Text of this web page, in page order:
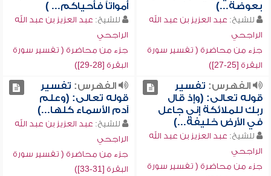
بعوضة...)
للشيخ: عبد العزيز بن عبد الله
الراجحي
جزء من محاضرة ( تفسير سورة
البقرة [25-27])
أمواتاً فأحياكم... )
للشيخ: عبد العزيز بن عبد الله
الراجحي
جزء من محاضرة ( تفسير سورة
البقرة [28-29])
الفهرس: تفسير
قوله تعالى: (وإذ قال
ربك للملائكة إني جاعل
في الأرض خليفة...)
للشيخ: عبد العزيز بن عبد الله
الراجحي
جزء من محاضرة ( تفسير سورة
الفهرس: تفسير
قوله تعالى: (وعلم
آدم الأسماء كلها...)
للشيخ: عبد العزيز بن عبد الله
الراجحي
جزء من محاضرة ( تفسير سورة
البقرة [31-33])